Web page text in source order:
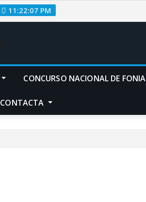
11:22:08 PM
CONCURSO NACIONAL DE FONIA
CONTACTA